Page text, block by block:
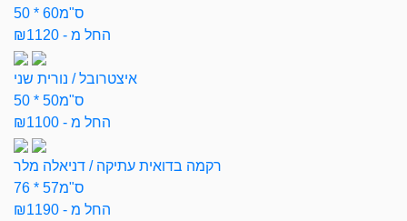
50 * 60ס"מ
החל מ - ₪1120
איצטרובל / נורית שני
50 * 50ס"מ
החל מ - ₪1100
רקמה בדואית עתיקה / דניאלה מלר
76 * 57ס"מ
החל מ - ₪1190